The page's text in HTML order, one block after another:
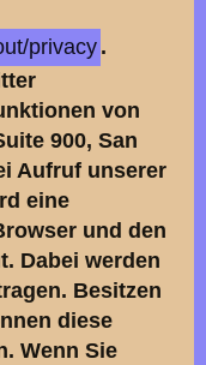
privacy .
von
900, San
Aufruf unserer
eine
und den
Dabei werden
Besitzen
diese
Wenn Sie